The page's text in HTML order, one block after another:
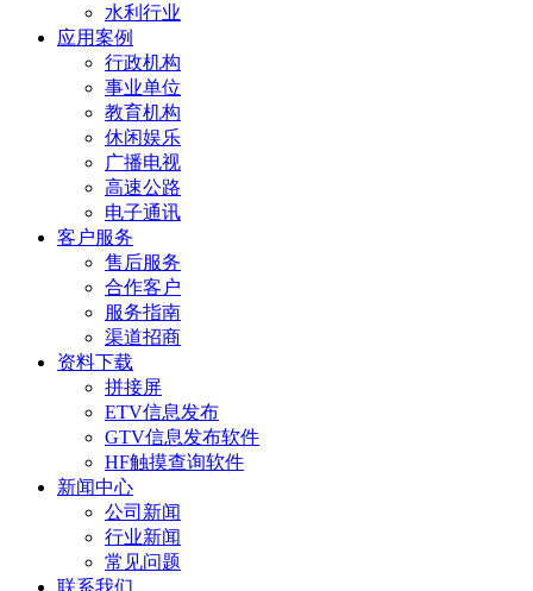
水利行业
应用案例
行政机构
事业单位
教育机构
休闲娱乐
广播电视
高速公路
电子通讯
客户服务
售后服务
合作客户
服务指南
渠道招商
资料下载
拼接屏
ETV信息发布
GTV信息发布软件
HF触摸查询软件
新闻中心
公司新闻
行业新闻
常见问题
联系我们